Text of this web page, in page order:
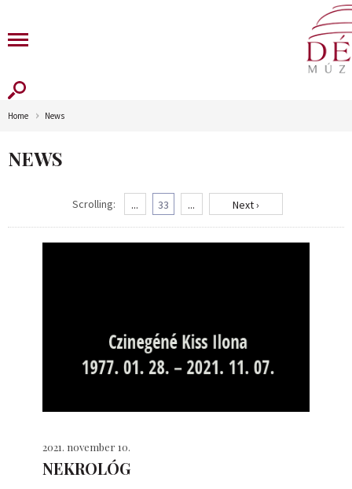
Home News
NEWS
Scrolling: ... 33 ... Next ›
2021. november 10.
NEKROLÓG